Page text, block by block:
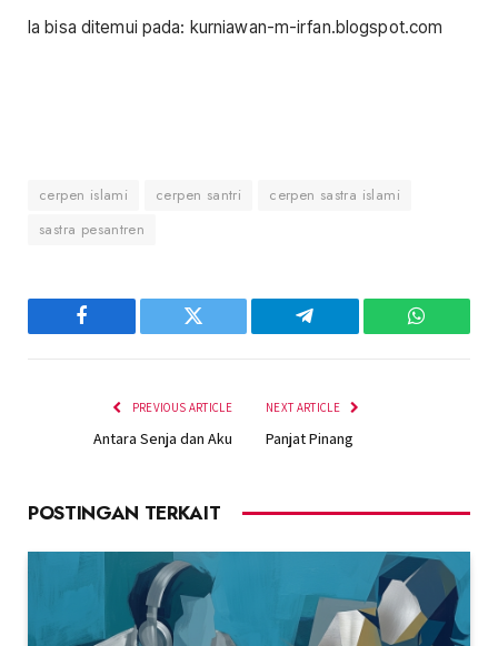
Ia bisa ditemui pada: kurniawan-m-irfan.blogspot.com
cerpen islami cerpen santri
cerpen sastra islami
sastra pesantren
Facebook Twitter Telegram
PREVIOUS ARTICLE
Antara Senja dan Aku
NEXT ARTICLE
Panjat Pinang
POSTINGAN TERKAIT